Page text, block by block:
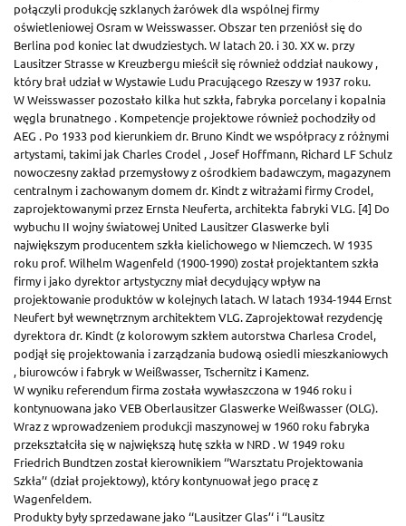
połączyli produkcję szklanych żarówek dla wspólnej firmy
oświetleniowej Osram w Weisswasser. Obszar ten przeniósł się do
Berlina pod koniec lat dwudziestych. W latach 20. i 30. XX w. przy
Lausitzer Strasse w Kreuzbergu mieścił się również oddział naukowy ,
który brał udział w Wystawie Ludu Pracującego Rzeszy w 1937 roku.
W Weisswasser pozostało kilka hut szkła, fabryka porcelany i kopalnia
węgla brunatnego . Kompetencje projektowe również pochodziły od
AEG . Po 1933 pod kierunkiem dr. Bruno Kindt we współpracy z różnymi
artystami, takimi jak Charles Crodel , Josef Hoffmann, Richard LF Schulz
nowoczesny zakład przemysłowy z ośrodkiem badawczym, magazynem
centralnym i zachowanym domem dr. Kindt z witrażami firmy Crodel,
zaprojektowanymi przez Ernsta Neuferta, architekta fabryki VLG. [4] Do
wybuchu II wojny światowej United Lausitzer Glaswerke byli
największym producentem szkła kielichowego w Niemczech. W 1935
roku prof. Wilhelm Wagenfeld (1900-1990) został projektantem szkła
firmy i jako dyrektor artystyczny miał decydujący wpływ na
projektowanie produktów w kolejnych latach. W latach 1934-1944 Ernst
Neufert był wewnętrznym architektem VLG. Zaprojektował rezydencję
dyrektora dr. Kindt (z kolorowym szkłem autorstwa Charlesa Crodel,
podjął się projektowania i zarządzania budową osiedli mieszkaniowych
, biurowców i fabryk w Weißwasser, Tschernitz i Kamenz.
W wyniku referendum firma została wywłaszczona w 1946 roku i
kontynuowana jako VEB Oberlausitzer Glaswerke Weißwasser (OLG).
Wraz z wprowadzeniem produkcji maszynowej w 1960 roku fabryka
przekształciła się w największą hutę szkła w NRD . W 1949 roku
Friedrich Bundtzen został kierownikiem ‘‘Warsztatu Projektowania
Szkła’‘ (dział projektowy), który kontynuował jego pracę z
Wagenfeldem.
Produkty były sprzedawane jako ‘‘Lausitzer Glas’‘ i ‘‘Lausitz